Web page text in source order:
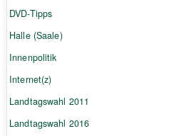
DVD-Tipps
Halle (Saale)
Innenpolitik
Internet(z)
Landtagswahl 2011
Landtagswahl 2016